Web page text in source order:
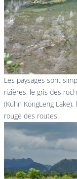
Les paysages sont
rizières, le gris des
(Kuhn KongLeng
rouge des routes.